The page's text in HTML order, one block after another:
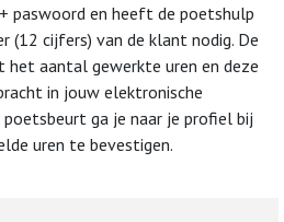
paswoord en heeft de poetshulp
(12 cijfers) van de klant nodig. De
aantal gewerkte uren en deze
in jouw elektronische
ga je naar je profiel bij
uren te bevestigen.